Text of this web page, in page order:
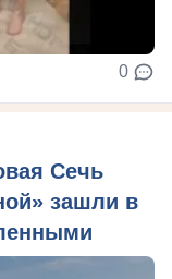
0
Сечь
зашли в